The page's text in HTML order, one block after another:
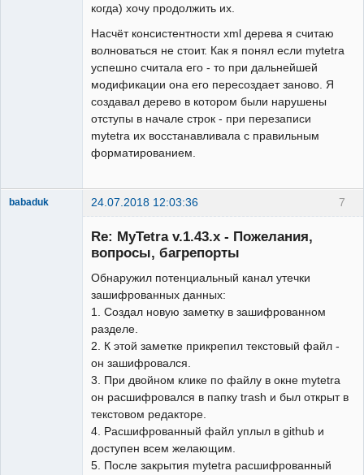
когда) хочу продолжить их.
Насчёт консистентности xml дерева я считаю
волноваться не стоит. Как я понял если mytetra
успешно считала его - то при дальнейшей
модификации она его пересоздает заново. Я
создавал дерево в котором были нарушены
отступы в начале строк - при перезаписи
mytetra их восстанавливала с правильным
форматированием.
7
babaduk 24.07.2018 12:03:36
Re: MyTetra v.1.43.x - Пожелания,
вопросы, багрепорты
Обнаружил потенциальный канал утечки
зашифрованных данных:
1. Создал новую заметку в зашифрованном
разделе.
2. К этой заметке прикрепил текстовый файл -
он зашифровался.
3. При двойном клике по файлу в окне mytetra
он расшифровался в папку trash и был открыт в
текстовом редакторе.
4. Расшифрованный файл уплыл в github и
доступен всем желающим.
5. После закрытия mytetra расшифрованный